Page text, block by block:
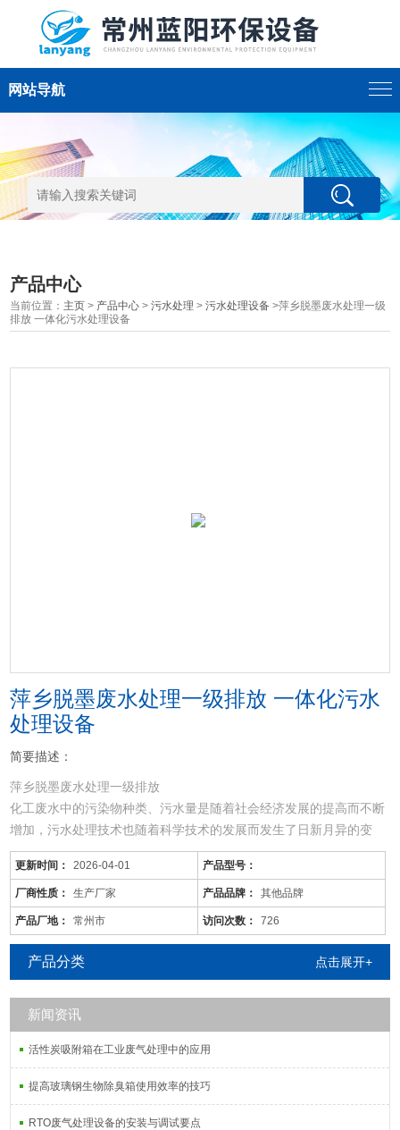
网站导航
产品中心
当前位置： 主页 > 产品中心 >污水处理 >污水处理设备 >萍乡脱墨废水处理一级
排放 一体化污水处理设备
萍乡脱墨废水处理一级排放 一体化污水
处理设备
简要描述：
萍乡脱墨废水处理一级排放
化工废水中的污染物种类、污水量是随着社会经济发展的提高而不断
增加，污水处理技术也随着科学技术的发展而发生了日新月异的变
化，同时，旧的污水处理技术也不断被革新和发展着。尤其现在的化
工废水中的污染物是多种多样的，往往用一种工艺是不能将废水中所
有的污染物去除殆尽的。用物化工艺将化工废水处理到排放标准难度
很大，而且运行成本较高；化工废水含较多的难降解有机物，可生化
性差，而且化工
更新时间： 2026-04-01 产品型号：
厂商性质： 生产厂家 产品品牌： 其他品牌
产品厂地： 常州市 访问次数： 726
产品分类 点击展开+
新闻资讯
活性炭吸附箱在工业废气处理中的应用
提高玻璃钢生物除臭箱使用效率的技巧
RTO废气处理设备的安装与调试要点